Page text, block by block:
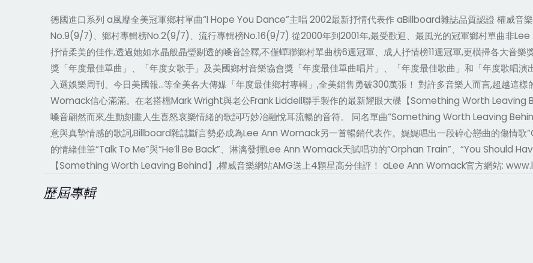
德國進口系列 a風靡全美冠軍鄉村單曲“I Hope You Dance”主唱 2002最新抒情代表作 aBillboard雜誌品質認證 權威音
No.9(9/7)、鄉村專輯榜No.2(9/7)、流行專輯榜No.16(9/7) 從2000年到2001年,最受歡迎、最風光的冠軍鄉村單曲非
抒情柔美的佳作,透過她如水晶般晶瑩剔透的嗓音詮釋,不僅蟬聯鄉村單曲榜6週冠軍、成人抒情榜11週冠軍,更橫掃各大音
獎「年度最佳單曲」、「年度女歌手」及美國鄉村音樂協會獎「年度最佳單曲唱片」、「年度最佳歌曲」和「年度歌唱
入選娛樂周刊、今日美國報…等全美各大傳媒「年度最佳鄉村專輯」,全美銷售勇破300萬張！ 對許多音樂人而言,超越這
Womack信心滿滿。在老搭檔Mark Wright與老公Frank Liddell聯手製作的最新耀眼大碟【Something Worth Leaving
嗓音翩然而來,生動刻畫人生喜怒哀樂情緒的歌詞巧妙冶融悅耳流暢的音符。 同名單曲“Something Worth Leaving
意與真摯情感的歌詞,Billboard雜誌斷言勢必成為Lee Ann Womack另一首暢銷代表作。娓娓唱出一段碎心戀曲的傷情
的情緒佳筆“Talk To Me”與“He’ll Be Back”、淋漓發揮Lee Ann Womack天賦唱功的“Orphan Train”、“You Should
【Something Worth Leaving Behind】,權威音樂網站AMG送上4顆星高分佳評！ aLee Ann Womack官方網站:
歷屆專輯